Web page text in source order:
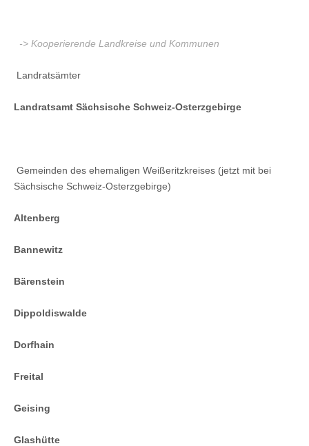
-> Kooperierende Landkreise und Kommunen
Landratsämter
Landratsamt Sächsische Schweiz-Osterzgebirge
Gemeinden des ehemaligen Weißeritzkreises (jetzt mit bei
Sächsische Schweiz-Osterzgebirge)
Altenberg
Bannewitz
Bärenstein
Dippoldiswalde
Dorfhain
Freital
Geising
Glashütte